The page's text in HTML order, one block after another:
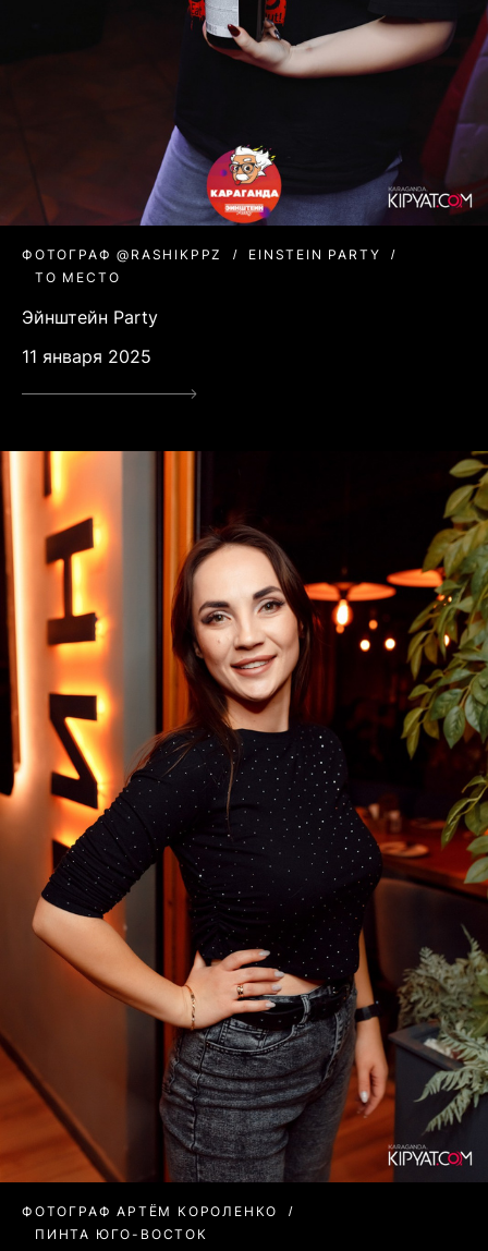
ФОТОГРАФ @RASHIKPPZ
EINSTEIN PARTY
ТО МЕСТО
Эйнштейн Party
11 января 2025
ФОТОГРАФ АРТЁМ КОРОЛЕНКО
ПИНТА ЮГО-ВОСТОК